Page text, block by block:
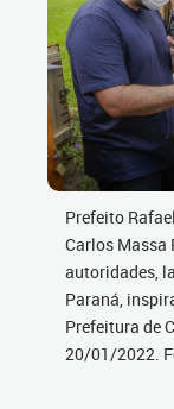
Prefeito
Carlos Massa
autoridades,
Paraná,
Prefeitura de
20/01/2022.